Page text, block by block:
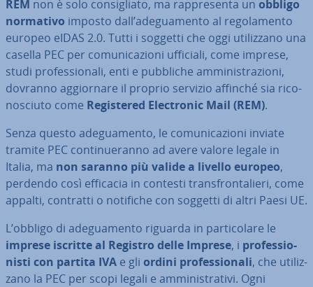
REM non è solo con­si­glia­to, ma rap­pre­sen­ta un obbligo
normativo imposto dall’ade­gua­men­to al re­go­la­men­to
europeo eIDAS 2.0. Tutti i soggetti che oggi uti­liz­za­no una
casella PEC per co­mu­ni­ca­zio­ni ufficiali, come imprese,
studi pro­fes­sio­na­li, enti e pubbliche am­mi­ni­stra­zio­ni,
dovranno ag­gior­na­re il proprio servizio affinché sia ri­co­
no­sciu­to come Re­gi­ste­red Elec­tro­nic Mail (REM).
Senza questo ade­gua­men­to, le co­mu­ni­ca­zio­ni inviate
tramite PEC con­ti­nue­ran­no ad avere valore legale in
Italia, ma non saranno più valide a livello europeo,
perdendo così efficacia in contesti tran­sfron­ta­lie­ri, come
appalti, contratti o notifiche con soggetti di altri Paesi UE.
L’obbligo di ade­gua­men­to riguarda in par­ti­co­la­re le
imprese iscritte al Registro delle Imprese, i pro­fes­sio­
ni­sti con partita IVA e gli ordini pro­fes­sio­na­li, che uti­liz­
za­no la PEC per scopi legali e am­mi­ni­stra­ti­vi. Ogni